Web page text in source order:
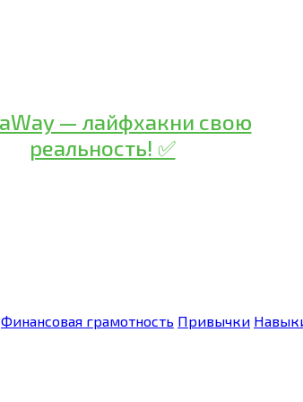
Финансовая грамотность Привычки